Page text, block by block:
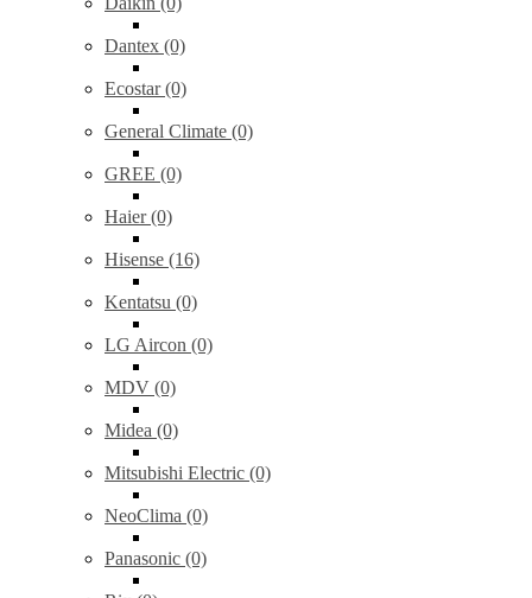
Dantex (0)
Ecostar (0)
General Climate (0)
GREE (0)
Haier (0)
Hisense (16)
Kentatsu (0)
LG Aircon (0)
MDV (0)
Midea (0)
Mitsubishi Electric (0)
NeoClima (0)
Panasonic (0)